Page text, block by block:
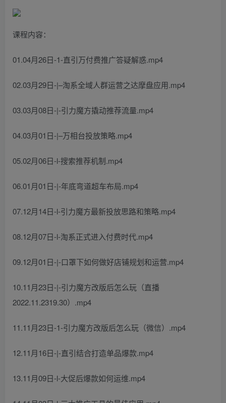
课程内容：
01.04月26日-1-直引万付费推广答疑解惑.mp4
02.03月29日-|–淘系全域人群运营之达摩盘应用.mp4
03.03月08日-|-引力魔方撬动推荐流量.mp4
04.03月01日-|–万相台投放策略.mp4
05.02月06日-l-搜索推荐机制.mp4
06.01月01日-|-年底弯道超车布局.mp4
07.12月14日-l-引力魔方最新投放思路和策略.mp4
08.12月07日-l-淘系正式进入付费时代.mp4
09.12月01日-|-口罩下如何做好店铺规划和运营.mp4
10.11月23日-|-引力魔方改版后怎么玩（直播
2022.11.2319.30）.mp4
11.11月23日-1-引力魔方改版后怎么玩（微信）.mp4
12.11月16日-|-直引结合打造单品爆款.mp4
13.11月09日-l-大促后爆款如何运维.mp4